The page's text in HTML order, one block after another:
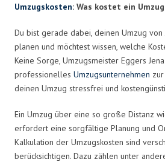
Umzugskosten: Was kostet ein
Du bist gerade dabei, deinen Umzug von
planen und möchtest wissen, welche
Keine Sorge, Umzugsmeister Eggers
professionelles Umzugsunternehmen
deinen Umzug stressfrei und
Ein Umzug über eine so große Distanz
erfordert eine sorgfältige Planung und
Kalkulation der Umzugskosten sind
berücksichtigen. Dazu zählen unter